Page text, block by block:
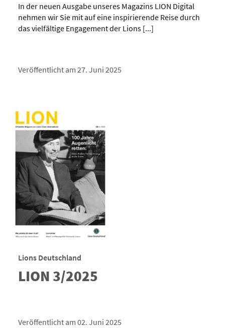
In der neuen Ausgabe unseres Magazins LION Digital
nehmen wir Sie mit auf eine inspirierende Reise durch
das vielfältige Engagement der Lions [...]
Veröffentlicht am 27. Juni 2025
Lions Deutschland
LION 3/2025
Veröffentlicht am 02. Juni 2025